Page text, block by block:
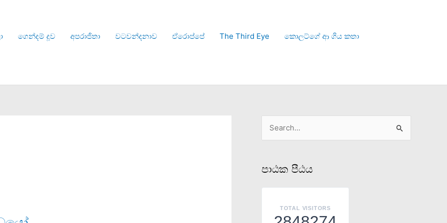
ගෙන්දම් දූව අපරාජිතා වටවන්දනාව ඒරොප්පේ The Third Eye
කොලට්ගේ ආ ගිය කතා
r
c
පාඨක පීඨය
TOTAL VISITORS